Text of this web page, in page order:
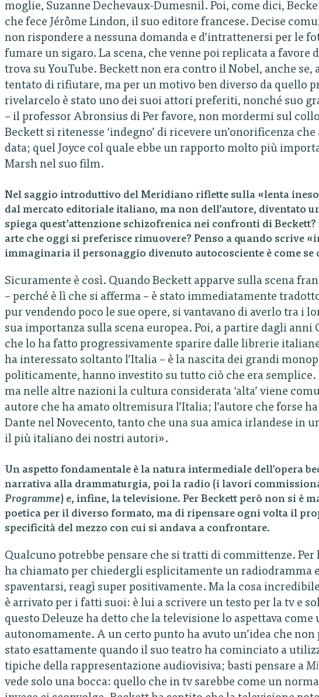
moglie, Suzanne Dechevaux-Dumesnil. Poi, come dici,
che fece Jérôme Lindon, il suo editore francese. Decise
non rispondere a nessuna domanda e d’intrattenersi per le
fumare un sigaro. La scena, che venne poi replicata a favore
trova su YouTube. Beckett non era contro il Nobel, anche
tentato di rifiutare, ma per un motivo ben diverso da quello
rivelarcelo è stato uno dei suoi attori preferiti, nonché suo
– il professor Abronsius di Per favore, non mordermi sul
Beckett si ritenesse ‘indegno’ di ricevere un’onorificenza che
data; quel Joyce col quale ebbe un rapporto molto più
Marsh nel suo film.
Nel saggio introduttivo del Meridiano riflette sulla «lenta
dal mercato editoriale italiano, ma non dell’autore, diventato
spiega quest’attenzione schizofrenica nei confronti di Beckett?
arte che oggi si preferisce rimuovere? Penso a quando scrive
immaginaria il personaggio divenuto autocosciente è come se
Sicuramente è così. Quando Beckett apparve sulla scena
– perché è lì che si afferma – è stato immediatamente
pur vendendo poco le sue opere, si vantavano di averlo tra i
sua importanza sulla scena europea. Poi, a partire dagli anni
che lo ha fatto progressivamente sparire dalle librerie
ha interessato soltanto l’Italia – è la nascita dei grandi
politicamente, hanno investito su tutto ciò che era
ma nelle altre nazioni la cultura considerata ‘alta’ viene
autore che ha amato oltremisura l’Italia; l’autore che forse
Dante nel Novecento, tanto che una sua amica irlandese in
il più italiano dei nostri autori».
Un aspetto fondamentale è la natura intermediale dell’opera
narrativa alla drammaturgia, poi la radio (i lavori
Programme) e, infine, la televisione. Per Beckett però non si è
poetica per il diverso formato, ma di ripensare ogni volta il
specificità del mezzo con cui si andava a confrontare.
Qualcuno potrebbe pensare che si tratti di committenze. Per
ha chiamato per chiedergli esplicitamente un radiodramma
spaventarsi, reagì super positivamente. Ma la cosa
è arrivato per i fatti suoi: è lui a scrivere un testo per la tv e
questo Deleuze ha detto che la televisione lo aspettava
autonomamente. A un certo punto ha avuto un’idea che non
stato esattamente quando il suo teatro ha cominciato a
tipiche della rappresentazione audiovisiva; basti pensare a
vede solo una bocca: quello che in tv sarebbe come un